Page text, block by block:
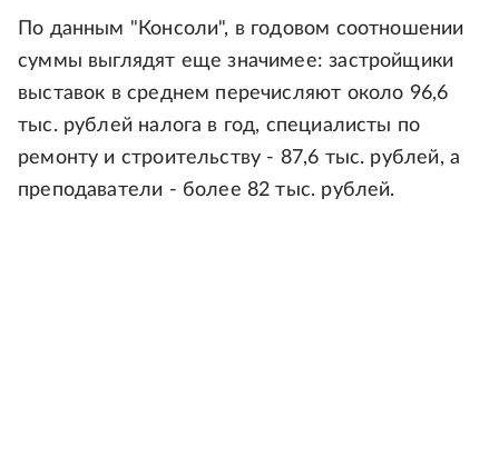
По данным "Консоли", в годовом соотношении
суммы выглядят еще значимее: застройщики
выставок в среднем перечисляют около 96,6
тыс. рублей налога в год, специалисты по
ремонту и строительству - 87,6 тыс. рублей, а
преподаватели - более 82 тыс. рублей.